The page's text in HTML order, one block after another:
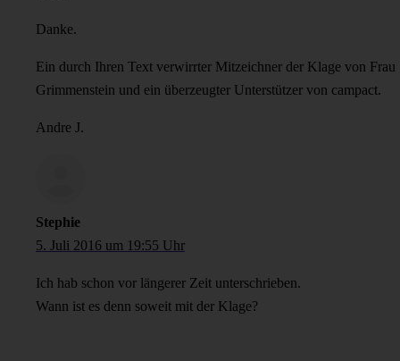
Danke.
Ein durch Ihren Text verwirrter Mitzeichner der Klage von Frau
Grimmenstein und ein überzeugter Unterstützer von campact.
Andre J.
Stephie
5. Juli 2016 um 19:55 Uhr
Ich hab schon vor längerer Zeit unterschrieben.
Wann ist es denn soweit mit der Klage?